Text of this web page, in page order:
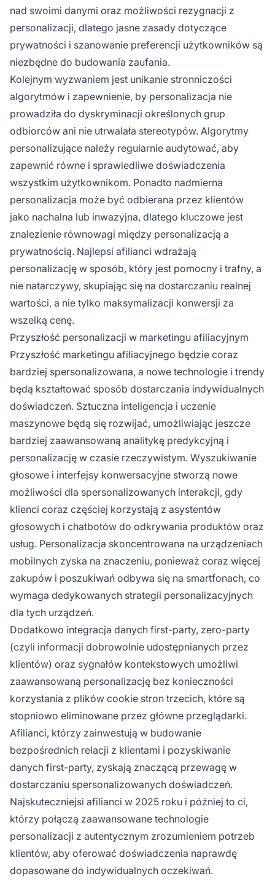
nad swoimi danymi oraz możliwości rezygnacji z
personalizacji, dlatego jasne zasady dotyczące
prywatności i szanowanie preferencji użytkowników są
niezbędne do budowania zaufania.
Kolejnym wyzwaniem jest unikanie stronniczości
algorytmów i zapewnienie, by personalizacja nie
prowadziła do dyskryminacji określonych grup
odbiorców ani nie utrwalała stereotypów. Algorytmy
personalizujące należy regularnie audytować, aby
zapewnić równe i sprawiedliwe doświadczenia
wszystkim użytkownikom. Ponadto nadmierna
personalizacja może być odbierana przez klientów
jako nachalna lub inwazyjna, dlatego kluczowe jest
znalezienie równowagi między personalizacją a
prywatnością. Najlepsi afilianci wdrażają
personalizację w sposób, który jest pomocny i trafny, a
nie natarczywy, skupiając się na dostarczaniu realnej
wartości, a nie tylko maksymalizacji konwersji za
wszelką cenę.
Przyszłość personalizacji w marketingu afiliacyjnym
Przyszłość marketingu afiliacyjnego będzie coraz
bardziej spersonalizowana, a nowe technologie i trendy
będą kształtować sposób dostarczania indywidualnych
doświadczeń. Sztuczna inteligencja i uczenie
maszynowe będą się rozwijać, umożliwiając jeszcze
bardziej zaawansowaną analitykę predykcyjną i
personalizację w czasie rzeczywistym. Wyszukiwanie
głosowe i interfejsy konwersacyjne stworzą nowe
możliwości dla spersonalizowanych interakcji, gdy
klienci coraz częściej korzystają z asystentów
głosowych i chatbotów do odkrywania produktów oraz
usług. Personalizacja skoncentrowana na urządzeniach
mobilnych zyska na znaczeniu, ponieważ coraz więcej
zakupów i poszukiwań odbywa się na smartfonach, co
wymaga dedykowanych strategii personalizacyjnych
dla tych urządzeń.
Dodatkowo integracja danych first-party, zero-party
(czyli informacji dobrowolnie udostępnianych przez
klientów) oraz sygnałów kontekstowych umożliwi
zaawansowaną personalizację bez konieczności
korzystania z plików cookie stron trzecich, które są
stopniowo eliminowane przez główne przeglądarki.
Afilianci, którzy zainwestują w budowanie
bezpośrednich relacji z klientami i pozyskiwanie
danych first-party, zyskają znaczącą przewagę w
dostarczaniu spersonalizowanych doświadczeń.
Najskuteczniejsi afilianci w 2025 roku i później to ci,
którzy połączą zaawansowane technologie
personalizacji z autentycznym zrozumieniem potrzeb
klientów, aby oferować doświadczenia naprawdę
dopasowane do indywidualnych oczekiwań.